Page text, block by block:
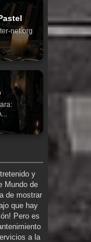
net.org
y
Mundo de
de mostrar
que hay
Pero es
a la